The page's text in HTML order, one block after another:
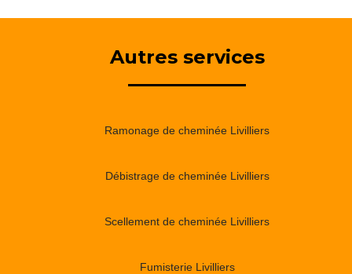
Autres services
Ramonage de cheminée Livilliers
Débistrage de cheminée Livilliers
Scellement de cheminée Livilliers
Fumisterie Livilliers